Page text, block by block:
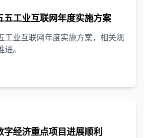
五工业互联网年度实施方案
工业互联网年度实施方案，相关规
。
经济重点项目进展顺利